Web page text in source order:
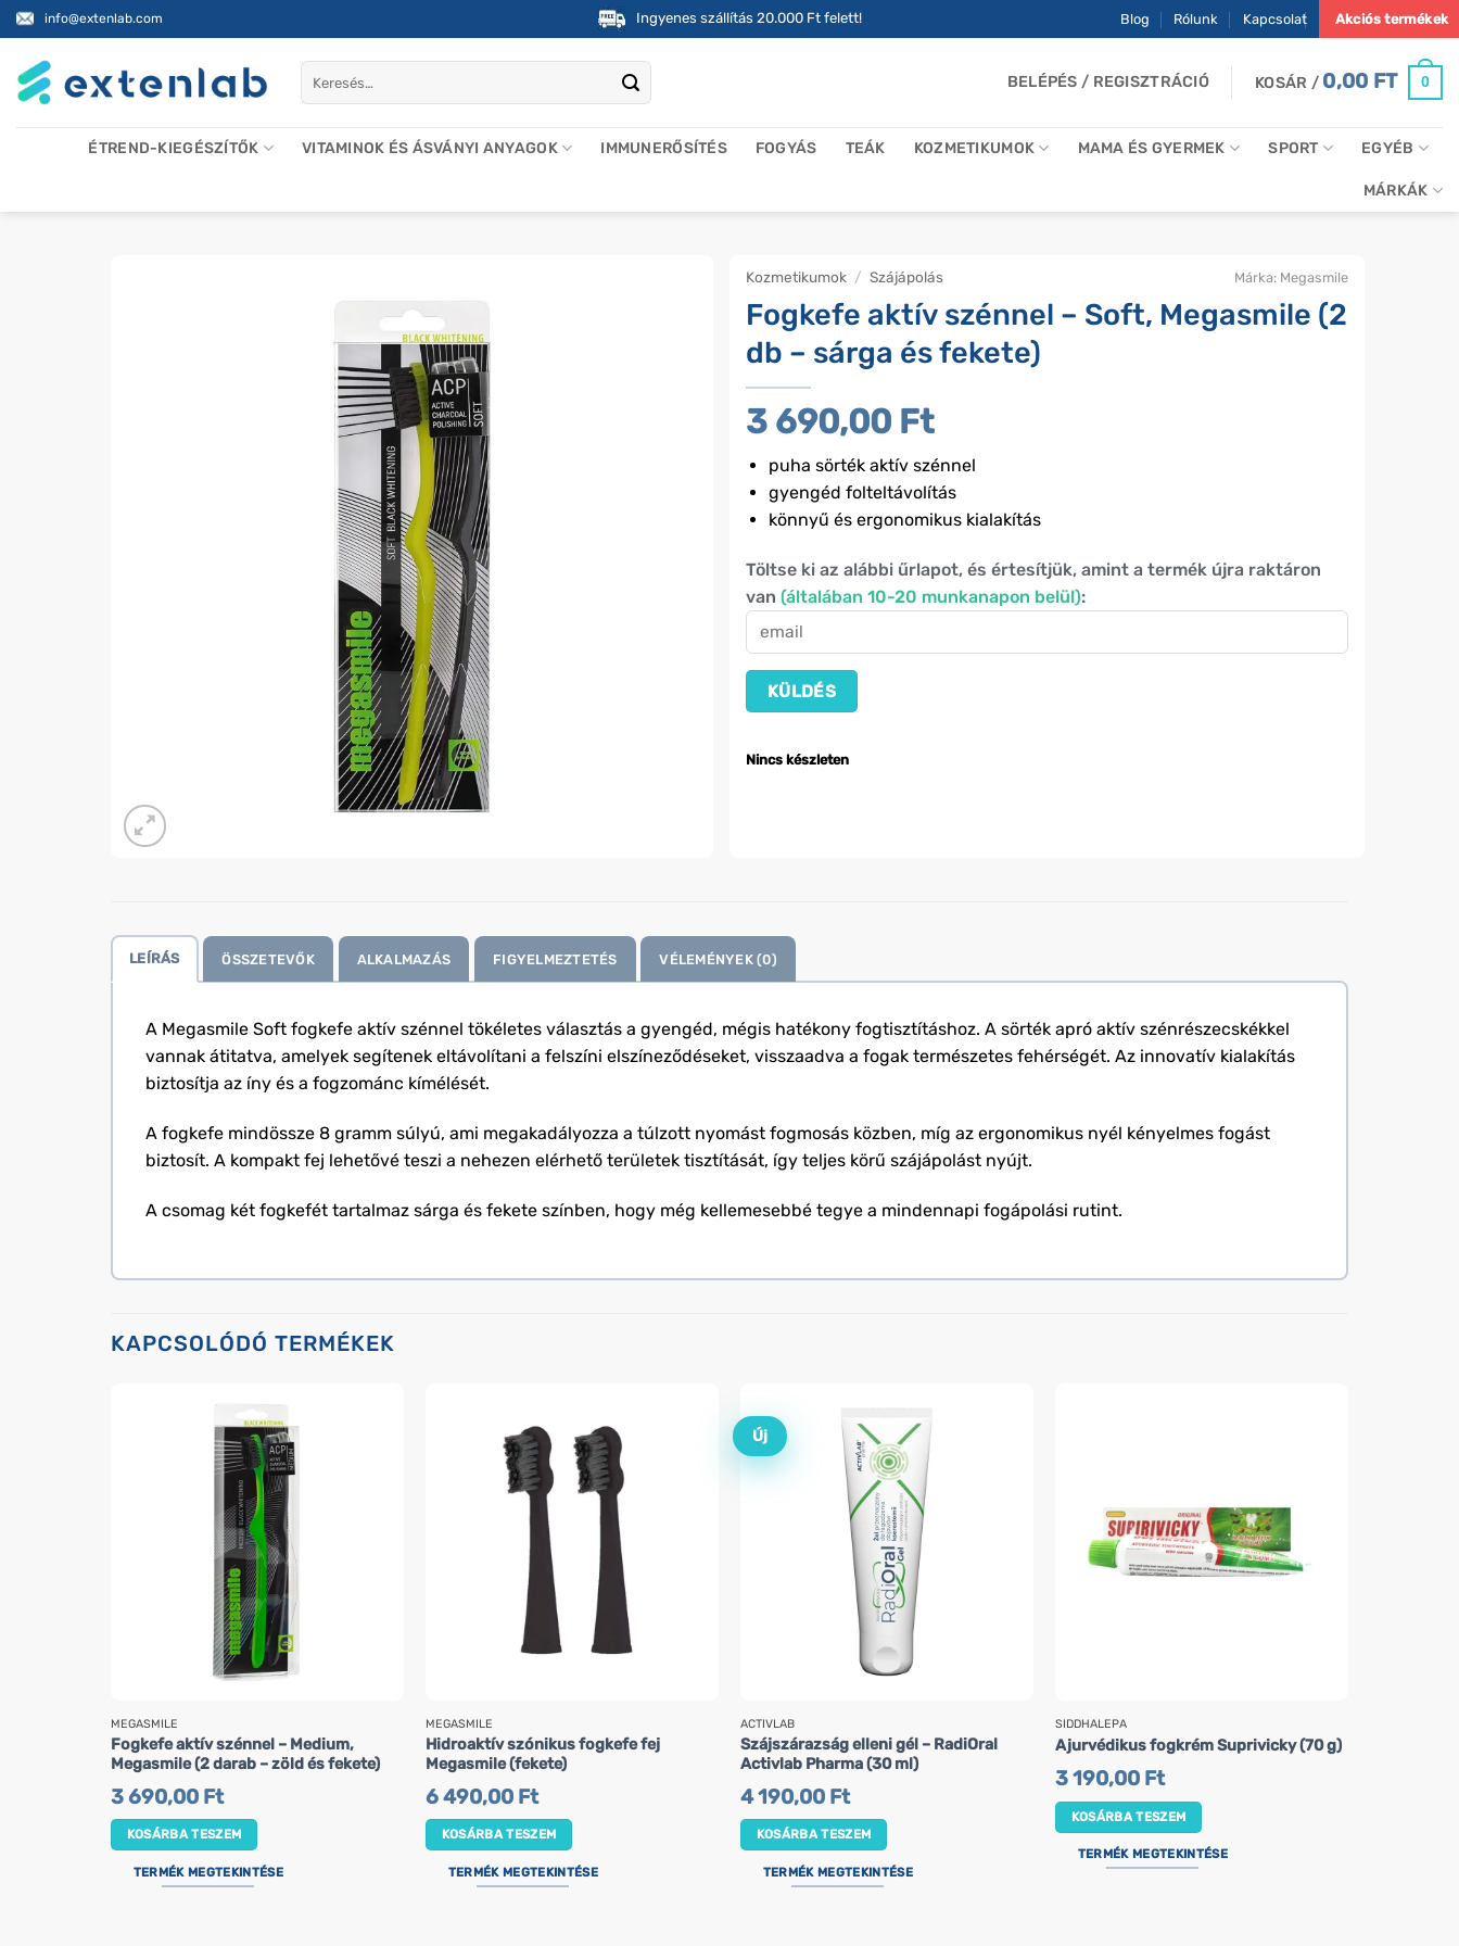
Skip
to
content
info@extenlab.com Ingyenes szállítás 20.000 Ft felett! Blog Rólunk Kapcsolat Akciós termékek
BELÉPÉS / REGISZTRÁCIÓ KOSÁR / 0,00 FT 0
ÉTREND-KIEGÉSZÍTŐK VITAMINOK ÉS ÁSVÁNYI ANYAGOK IMMUNERŐSÍTÉS FOGYÁS TEÁK KOZMETIKUMOK MAMA ÉS GYERMEK SPORT EGYÉB
MÁRKÁK
Kozmetikumok / Szájápolás
Fogkefe aktív szénnel – Soft, Megasmile (2
db – sárga és fekete)
3 690,00 Ft
puha sörték aktív szénnel
gyengéd folteltávolítás
könnyű és ergonomikus kialakítás
Töltse ki az alábbi űrlapot, és értesítjük, amint a termék újra raktáron
van (általában 10-20 munkanapon belül):
Nincs készleten
Márka: Megasmile
LEÍRÁS ÖSSZETEVŐK ALKALMAZÁS FIGYELMEZTETÉS VÉLEMÉNYEK (0)
A Megasmile Soft fogkefe aktív szénnel tökéletes választás a gyengéd, mégis hatékony fogtisztításhoz. A sörték apró aktív szénrészecskékkel
vannak átitatva, amelyek segítenek eltávolítani a felszíni elszíneződéseket, visszaadva a fogak természetes fehérségét. Az innovatív kialakítás
biztosítja az íny és a fogzománc kímélését.
A fogkefe mindössze 8 gramm súlyú, ami megakadályozza a túlzott nyomást fogmosás közben, míg az ergonomikus nyél kényelmes fogást
biztosít. A kompakt fej lehetővé teszi a nehezen elérhető területek tisztítását, így teljes körű szájápolást nyújt.
A csomag két fogkefét tartalmaz sárga és fekete színben, hogy még kellemesebbé tegye a mindennapi fogápolási rutint.
KAPCSOLÓDÓ TERMÉKEK
MEGASMILE
Fogkefe aktív szénnel – Medium,
Megasmile (2 darab – zöld és fekete)
3 690,00 Ft
KOSÁRBA TESZEM
TERMÉK MEGTEKINTÉSE
MEGASMILE
Hidroaktív szónikus fogkefe fej
Megasmile (fekete)
6 490,00 Ft
KOSÁRBA TESZEM
TERMÉK MEGTEKINTÉSE
Új
ACTIVLAB
Szájszárazság elleni gél – RadiOral
Activlab Pharma (30 ml)
4 190,00 Ft
KOSÁRBA TESZEM
TERMÉK MEGTEKINTÉSE
SIDDHALEPA
Ajurvédikus fogkrém Suprivicky (70 g)
3 190,00 Ft
KOSÁRBA TESZEM
TERMÉK MEGTEKINTÉSE